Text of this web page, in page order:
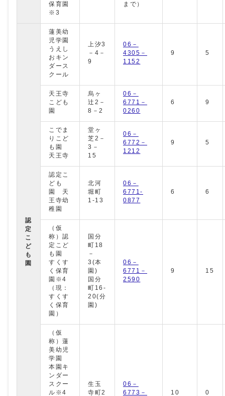
保育園
※3
まで）
認
定
こ
ど
も
園
蓮美幼
児学園
うえし
おキン
ダース
クール
上汐3
－4－
9
06－
4305－
1152
9 5
天王寺
こども
園
烏ヶ
辻2－
8－2
06－
6771－
0260
6 9
こでま
りこど
も園
天王寺
堂ヶ
芝2－
3－
15
06－
6772－
1212
9 5
認定こ
ども
園 天
王寺幼
稚園
北河
堀町
1-13
06－
6771-
0877
6 6
（仮
称）認
定こど
も園
すくす
く保育
園※4
（現：
すくす
く保育
園）
国分
町18
－
3(本
園)
国分
町16-
20(分
園)
06－
6771－
2590
9 15
（仮
称）蓮
美幼児
学園
本園キ
ンダー
スクー
ル※4
生玉
寺町2
06－
6773－
10 0